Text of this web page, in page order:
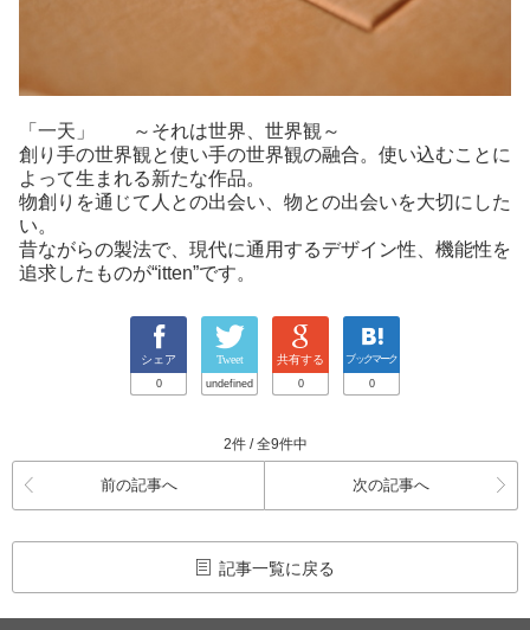
「一天」 ～それは世界、世界観～
創り手の世界観と使い手の世界観の融合。使い込むことに
よって生まれる新たな作品。
物創りを通じて人との出会い、物との出会いを大切にした
い。
昔ながらの製法で、現代に通用するデザイン性、機能性を
追求したものが“itten”です。
シェア
0
Tweet
undefined
共有する
0
ブックマーク
0
2件 / 全9件中
前の記事へ 次の記事へ
記事一覧に戻る